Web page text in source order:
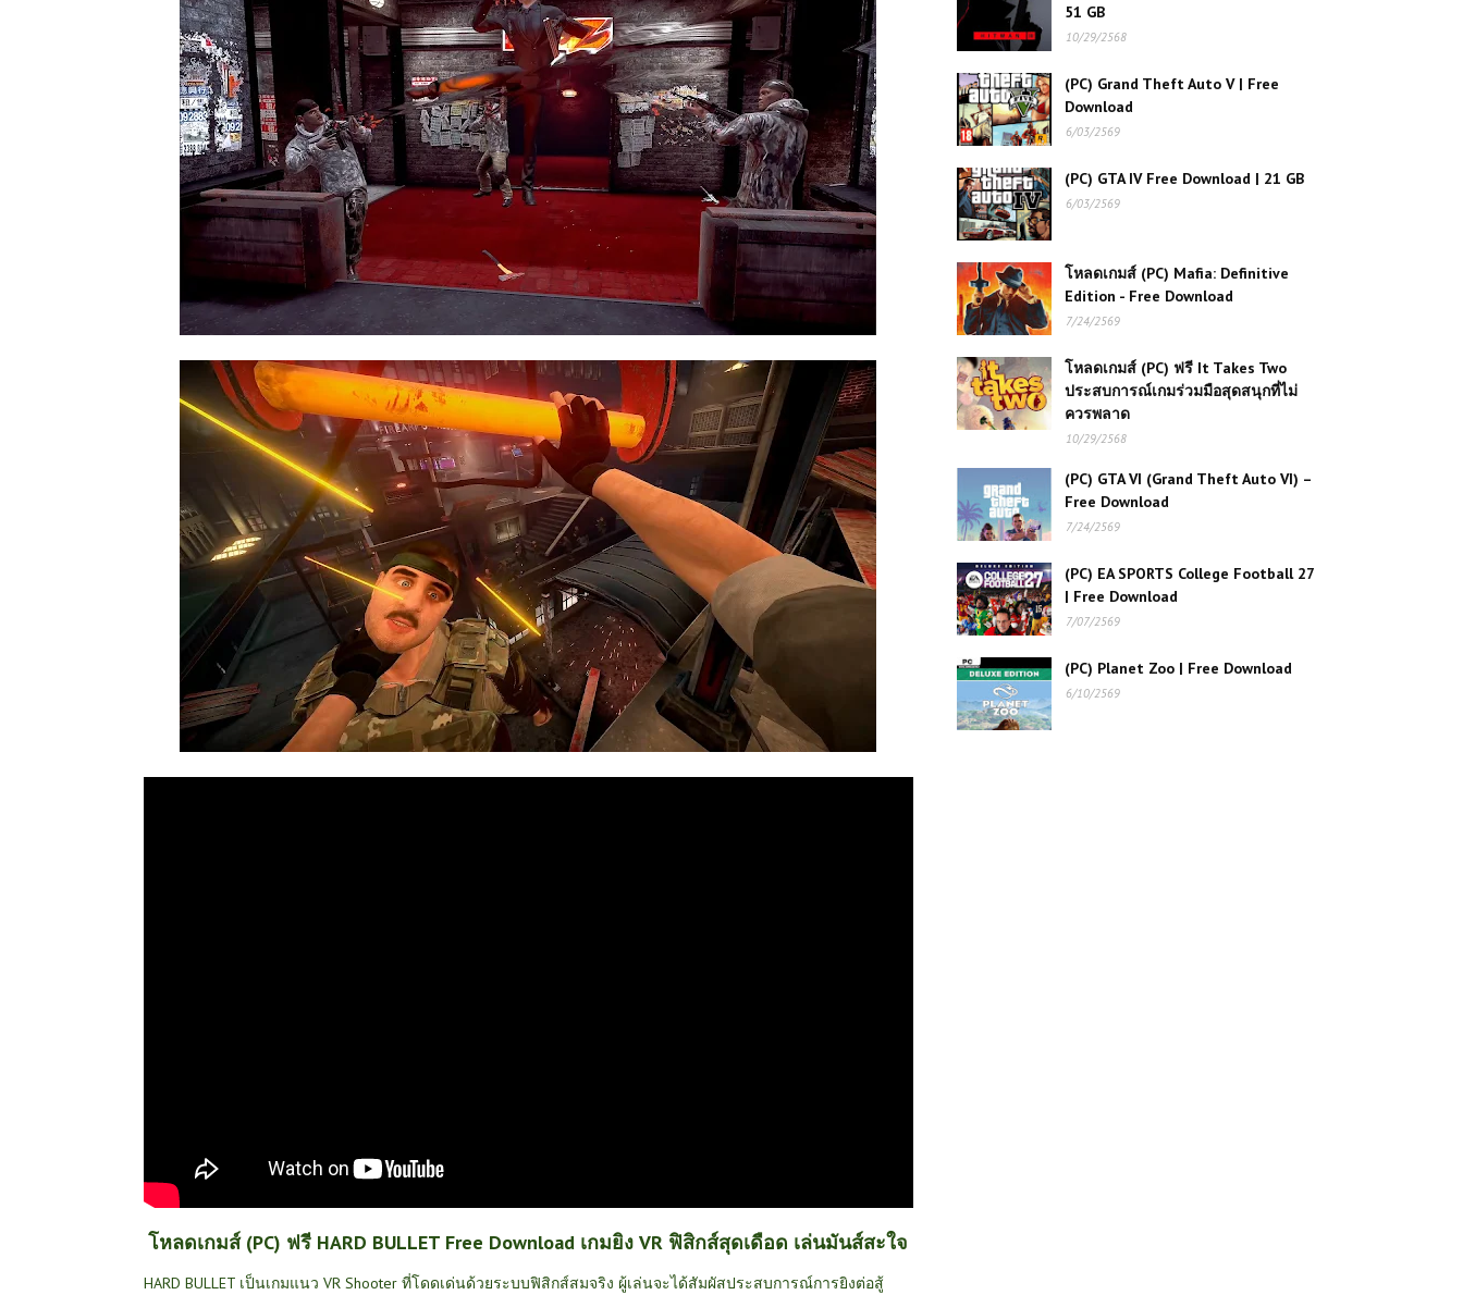
โหลดเกมส์ (PC) ฟรี HARD BULLET Free Download เกมยิง VR ฟิสิกส์สุดเดือด เล่นมันส์สะใจ
HARD BULLET เป็นเกมแนว VR Shooter ที่โดดเด่นด้วยระบบฟิสิกส์สมจริง ผู้เล่นจะได้สัมผัสประสบการณ์การยิงต่อสู้
โหลดเกมส์ (PC) ฟรี Pathologic 2 เกม
เอาชีวิตรอดเชิงจิตวิทยาสุดกดดัน เรื่อง
ราวลึกลับในเมืองต้องคำสาป
(PC) Car Mechanic Simulator
(PC) Tom Clancy’s Splinter Cell:
Chaos Theory – Free Download
(PC) The Sims Legacy
Collection Free Download
โหลดเกมส์ (PC) ฟรี Stranded: Alien
Dawn เกมเอาชีวิตรอดบนดาวต่างดาว
(PC) Farmer’s Life เกมจำลอง
(PC) Naruto X Boruto: Ultimate
Ninja Storm Connections | Free
Download
โหลดเกมส์ (PC) ฟรี Far Cry 4 |
51 GB
10/29/2568
(PC) Grand Theft Auto V | Free
Download
6/03/2569
(PC) GTA IV Free Download | 21 GB
6/03/2569
โหลดเกมส์ (PC) Mafia: Definitive
Edition - Free Download
7/24/2569
โหลดเกมส์ (PC) ฟรี It Takes Two
ประสบการณ์เกมร่วมมือสุดสนุกที่ไม่
ควรพลาด
10/29/2568
(PC) GTA VI (Grand Theft Auto VI) –
Free Download
7/24/2569
(PC) EA SPORTS College Football 27
| Free Download
7/07/2569
(PC) Planet Zoo | Free Download
6/10/2569